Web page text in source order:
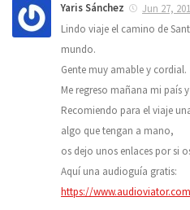
Yaris Sánchez
Jun 27,
Lindo viaje el camino de
mundo.
Gente muy amable y cordial.
Me regreso mañana mi país
Recomiendo para el viaje
algo que tengan a mano,
os dejo unos enlaces por si
Aquí una audioguía gratis:
https://